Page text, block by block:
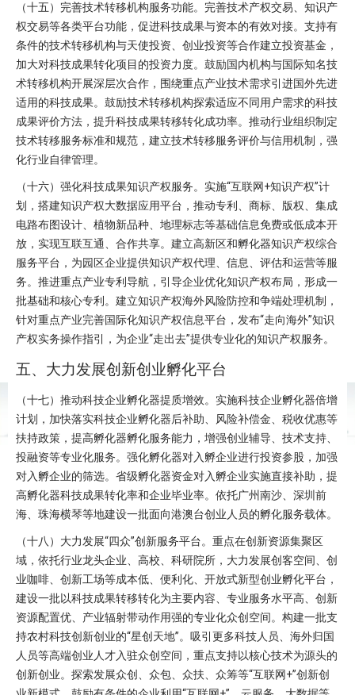
（十五）完善技术转移机构服务功能。完善技术产权交易、知识产
权交易等各类平台功能，促进科技成果与资本的有效对接。支持有
条件的技术转移机构与天使投资、创业投资等合作建立投资基金，
加大对科技成果转化项目的投资力度。鼓励国内机构与国际知名技
术转移机构开展深层次合作，围绕重点产业技术需求引进国外先进
适用的科技成果。鼓励技术转移机构探索适应不同用户需求的科技
成果评价方法，提升科技成果转移转化成功率。推动行业组织制定
技术转移服务标准和规范，建立技术转移服务评价与信用机制，强
化行业自律管理。
（十六）强化科技成果知识产权服务。实施“互联网+知识产权”计
划，搭建知识产权大数据应用平台，推动专利、商标、版权、集成
电路布图设计、植物新品种、地理标志等基础信息免费或低成本开
放，实现互联互通、合作共享。建立高新区和孵化器知识产权综合
服务平台，为园区企业提供知识产权代理、信息、评估和运营等服
务。推进重点产业专利导航，引导企业优化知识产权布局，形成一
批基础和核心专利。建立知识产权海外风险防控和争端处理机制，
针对重点产业完善国际化知识产权信息平台，发布“走向海外”知识
产权实务操作指引，为企业“走出去”提供专业化的知识产权服务。
五、大力发展创新创业孵化平台
（十七）推动科技企业孵化器提质增效。实施科技企业孵化器倍增
计划，加快落实科技企业孵化器后补助、风险补偿金、税收优惠等
扶持政策，提高孵化器孵化服务能力，增强创业辅导、技术支持、
投融资等专业化服务。强化孵化器对入孵企业进行投资参股，加强
对入孵企业的筛选。省级孵化器资金对入孵企业实施直接补助，提
高孵化器科技成果转化率和企业毕业率。依托广州南沙、深圳前
海、珠海横琴等地建设一批面向港澳台创业人员的孵化服务载体。
（十八）大力发展“四众”创新服务平台。重点在创新资源集聚区
域，依托行业龙头企业、高校、科研院所，大力发展创客空间、创
业咖啡、创新工场等成本低、便利化、开放式新型创业孵化平台，
建设一批以科技成果转移转化为主要内容、专业服务水平高、创新
资源配置优、产业辐射带动作用强的专业化众创空间。构建一批支
持农村科技创新创业的“星创天地”。吸引更多科技人员、海外归国
人员等高端创业人才入驻众创空间，重点支持以核心技术为源头的
创新创业。探索发展众创、众包、众扶、众筹等“互联网+”创新创